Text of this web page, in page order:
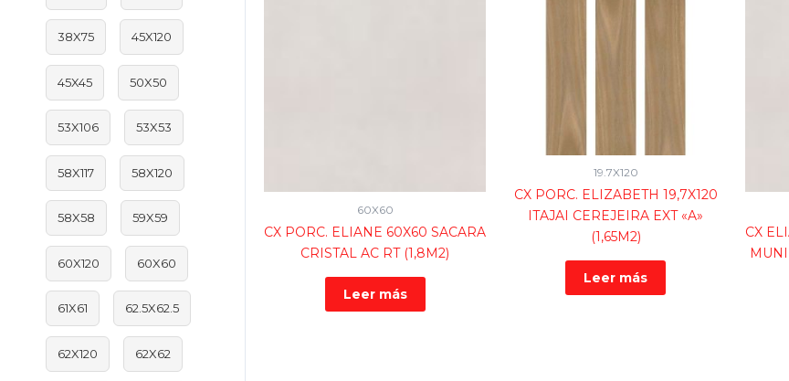
38X75 45X120
45X45 50X50
53X106 53X53
58X117 58X120
58X58 59X59
60X120 60X60
61X61 62.5X62.5
62X120 62X62
60X60
CX PORC. ELIANE 60X60 SACARA
CRISTAL AC RT (1,8M2)
Leer más
19.7X120
CX PORC. ELIZABETH 19,7X120
ITAJAI CEREJEIRA EXT «A»
(1,65M2)
Leer más
CX
MUNI